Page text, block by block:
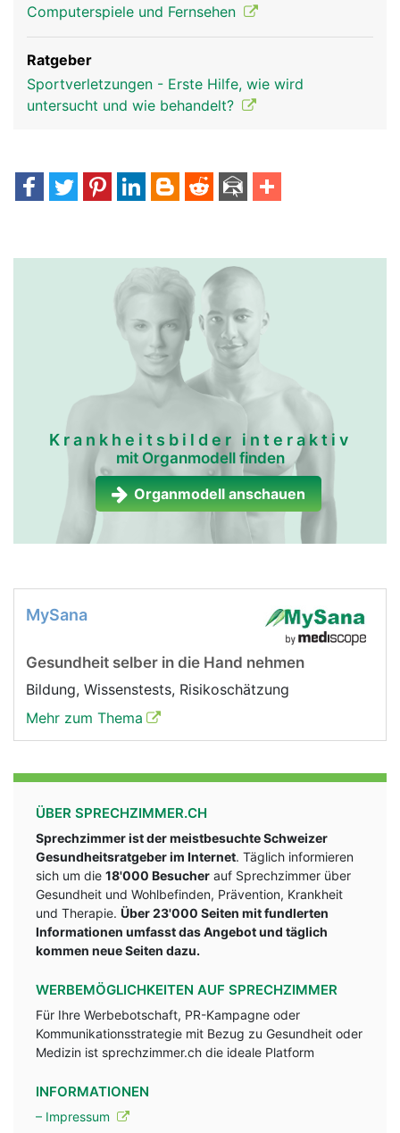
Computerspiele und Fernsehen
Ratgeber
Sportverletzungen - Erste Hilfe, wie wird
untersucht und wie behandelt?
Krankheitsbilder interaktiv
mit Organmodell finden
Organmodell anschauen
MySana
Gesundheit selber in die Hand nehmen
Bildung, Wissenstests, Risikoschätzung
Mehr zum Thema
ÜBER SPRECHZIMMER.CH
Sprechzimmer ist der meistbesuchte Schweizer
Gesundheitsratgeber im Internet. Täglich informieren
sich um die 18'000 Besucher auf Sprechzimmer über
Gesundheit und Wohlbefinden, Prävention, Krankheit
und Therapie. Über 23'000 Seiten mit fundlerten
Informationen umfasst das Angebot und täglich
kommen neue Seiten dazu.
WERBEMÖGLICHKEITEN AUF SPRECHZIMMER
Für Ihre Werbebotschaft, PR-Kampagne oder
Kommunikationsstrategie mit Bezug zu Gesundheit oder
Medizin ist sprechzimmer.ch die ideale Platform
INFORMATIONEN
– Impressum